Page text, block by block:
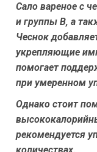
Сало вареное с
и группы B, а
Чеснок
укрепляющие
помогает
при умеренном
Однако стоит
рекомендуется